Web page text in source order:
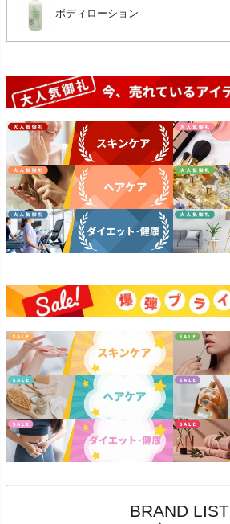
ボディローション
BRAND LIST